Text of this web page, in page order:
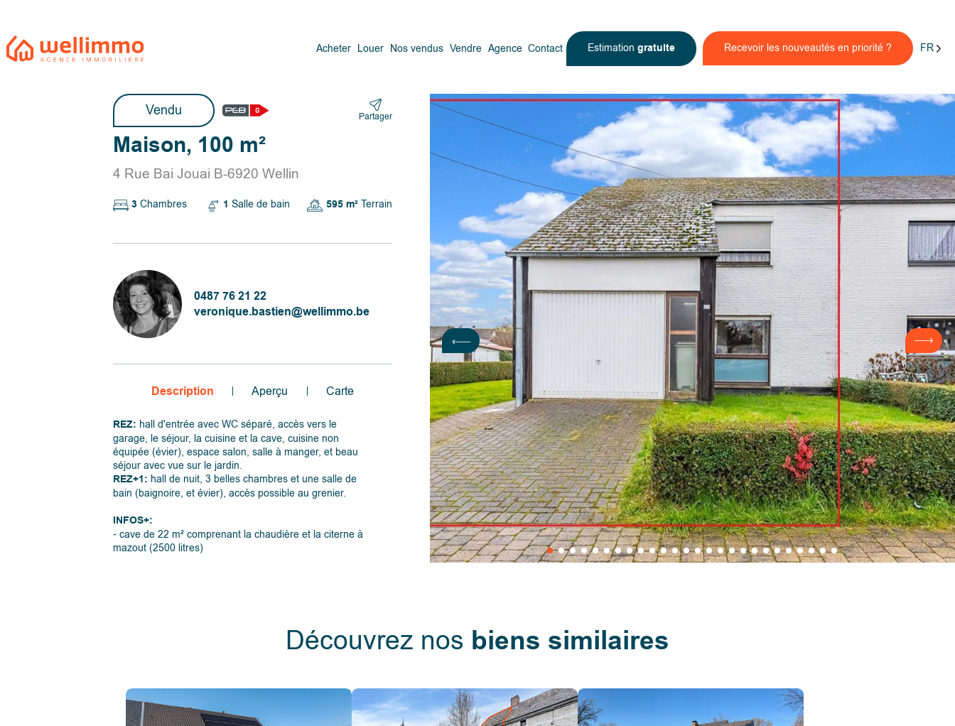
Acheter Louer Nos vendus Vendre Agence Contact Estimation gratuite Recevoir les nouveautés en priorité ? FR
Vendu Partager
Maison, 100 m²
4 Rue Bai Jouai B-6920 Wellin
3 Chambres 1 Salle de bain 595 m²Terrain
0487 76 21 22
veronique.bastien@wellimmo.be
Description Aperçu Carte
REZ: hall d'entrée avec WC séparé, accès vers le
garage, le séjour, la cuisine et la cave, cuisine non
équipée (évier), espace salon, salle à manger, et beau
séjour avec vue sur le jardin.
REZ+1: hall de nuit, 3 belles chambres et une salle de
bain (baignoire, et évier), accès possible au grenier.
INFOS+:
- cave de 22 m² comprenant la chaudière et la citerne à
mazout (2500 litres)
- sur une parcelle de terrain de 5 ares 95 centiares, plein
de la confirmation du revenu cadastral par
l'administration fiscale.
Découvrez nos biens similaires